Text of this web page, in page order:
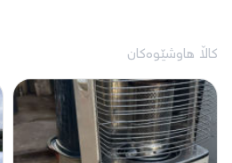
کاڵا هاوشێوەکان